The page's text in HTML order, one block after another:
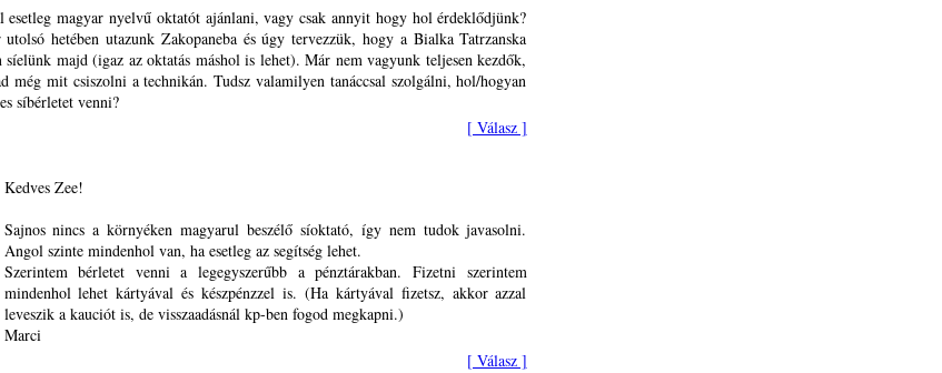
esetleg magyar nyelvű oktatót ajánlani, vagy csak annyit hogy hol érdeklődjünk?
utolsó hetében utazunk Zakopaneba és úgy tervezzük, hogy a Bialka Tatrzanska
síelünk majd (igaz az oktatás máshol is lehet). Már nem vagyunk teljesen kezdők,
még mit csiszolni a technikán. Tudsz valamilyen tanáccsal szolgálni, hol/hogyan
síbérletet venni?
[ Válasz ]
Kedves Zee!
Sajnos nincs a környéken magyarul beszélő síoktató, így nem tudok javasolni.
Angol szinte mindenhol van, ha esetleg az segítség lehet.
Szerintem bérletet venni a legegyszerűbb a pénztárakban. Fizetni szerintem
mindenhol lehet kártyával és készpénzzel is. (Ha kártyával fizetsz, akkor azzal
leveszik a kauciót is, de visszaadásnál kp-ben fogod megkapni.)
Marci
[ Válasz ]